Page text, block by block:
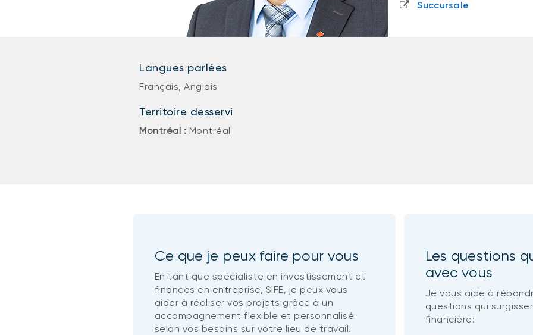
Succursale
Langues parlées
Français, Anglais
Territoire desservi
Montréal : Montréal
Ce que je peux faire pour vous
En tant que spécialiste en investissement et
finances en entreprise, SIFE, je peux vous
aider à réaliser vos projets grâce à un
accompagnement flexible et personnalisé
selon vos besoins sur votre lieu de travail.
Les questions
avec vous
Je vous aide à
questions qui
financière: